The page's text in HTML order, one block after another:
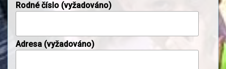
Rodné číslo (vyžadováno)
Adresa (vyžadováno)